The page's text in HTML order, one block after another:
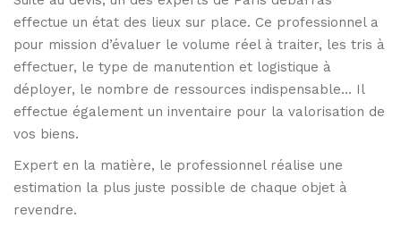
effectue un état des lieux sur place. Ce professionnel a
pour mission d’évaluer le volume réel à traiter, les tris à
effectuer, le type de manutention et logistique à
déployer, le nombre de ressources indispensable… Il
effectue également un inventaire pour la valorisation de
vos biens.
Expert en la matière, le professionnel réalise une
estimation la plus juste possible de chaque objet à
revendre.